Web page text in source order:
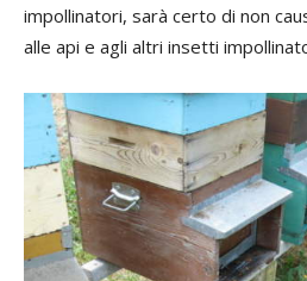
impollinatori, sarà certo di non
alle api e agli altri insetti